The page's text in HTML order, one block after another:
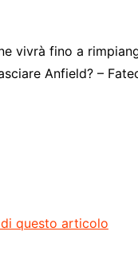
vivrà fino a
Anfield? –
questo articolo